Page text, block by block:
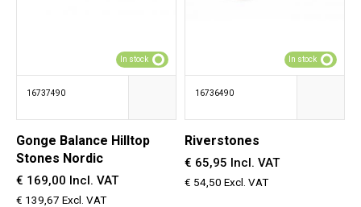
16737490
In stock
Gonge Balance Hilltop
Stones Nordic
€ 169,00 Incl. VAT
€ 139,67 Excl. VAT
16736490
In stock
Riverstones
€ 65,95 Incl. VAT
€ 54,50 Excl. VAT